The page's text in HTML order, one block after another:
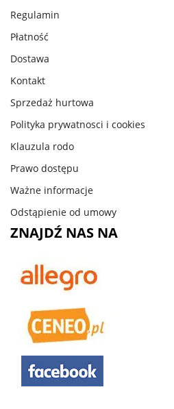
Regulamin
Płatność
Dostawa
Kontakt
Sprzedaż hurtowa
Polityka prywatnosci i cookies
Klauzula rodo
Prawo dostępu
Ważne informacje
Odstąpienie od umowy
ZNAJDŹ NAS NA